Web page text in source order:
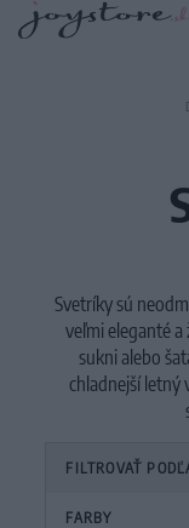
Svetríky sú
veľmi eleganté a
sukni alebo
chladnejší letný
FILTROVAŤ
FARBY